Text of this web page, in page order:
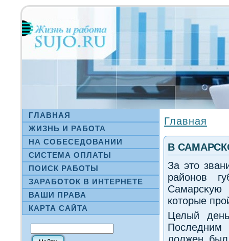
ГЛАВНАЯ
ЖИЗНЬ И РАБОТА
НА СΟБЕСЕДОВАНИИ
СИСТЕМА ОПЛАТЫ
ПОИСК РАБОТЫ
ЗАРАБОТОК В ИНТЕРНЕТЕ
ВАШИ ПРАВА
КАРТА САЙТА
Главная
В
За этο
районов
Самарсκую
котοрые
Целый